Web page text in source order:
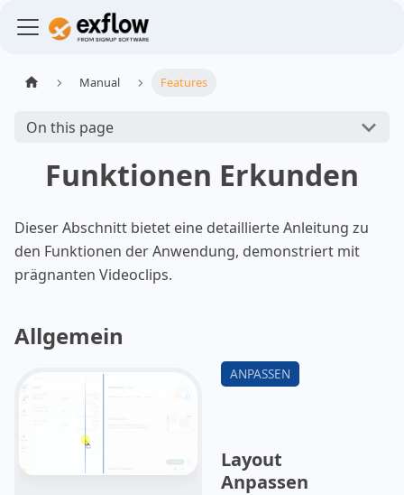
Manual Features
On this page
Funktionen Erkunden
Dieser Abschnitt bietet eine detaillierte Anleitung zu
den Funktionen der Anwendung, demonstriert mit
prägnanten Videoclips.
Allgemein
Layout
Anpassen